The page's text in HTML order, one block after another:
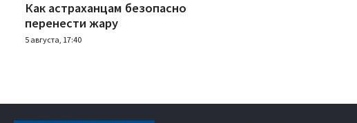
Как астраханцам безопасно
перенести жару
5 августа, 17:40